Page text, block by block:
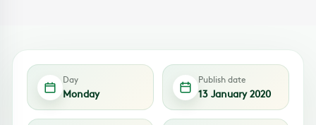
Day
Monday
Publish date
13 January 2020